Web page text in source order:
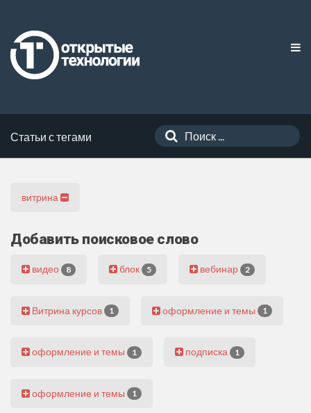
Статьи с тегами
витрина
Добавить поисковое слово
видео 8 блок 5 вебинар 2
Витрина курсов 1 оформление и темы 1
оформление и темы 1 подписка 1
оформление и темы 1